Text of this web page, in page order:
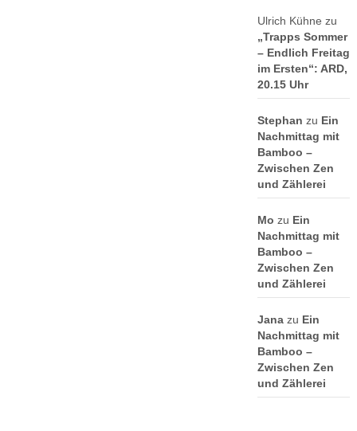
Ulrich Kühne zu
„Trapps Sommer
– Endlich Freitag
im Ersten“: ARD,
20.15 Uhr
Stephan zu Ein
Nachmittag mit
Bamboo –
Zwischen Zen
und Zählerei
Mo zu Ein
Nachmittag mit
Bamboo –
Zwischen Zen
und Zählerei
Janazu Ein
Nachmittag mit
Bamboo –
Zwischen Zen
und Zählerei